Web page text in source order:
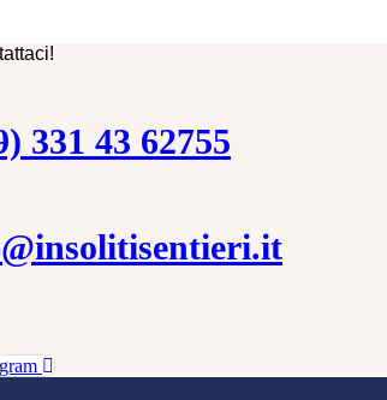
331 43 62755